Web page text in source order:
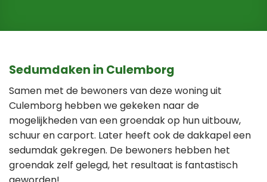
Sedumdaken in Culemborg
Samen met de bewoners van deze woning uit
Culemborg hebben we gekeken naar de
mogelijkheden van een groendak op hun uitbouw,
schuur en carport. Later heeft ook de dakkapel een
sedumdak gekregen. De bewoners hebben het
groendak zelf gelegd, het resultaat is fantastisch